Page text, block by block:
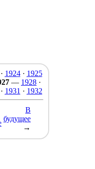
1924· 1925
— 1928 ·
1931 · 1932
В
будущее
→